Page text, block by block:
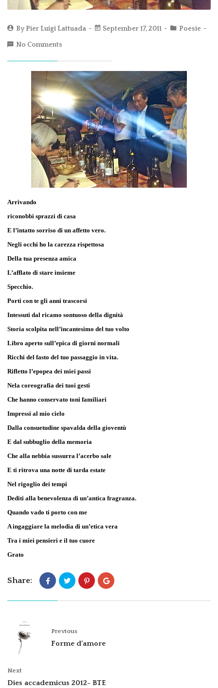
ByPier Luigi Lattuada September 17, 2011 Poesie
No Comments
Arrivando
riconobbi sprazzi di casa
E l’intatto sorriso di un affetto vero.
Negli occhi ho la carezza rispettosa
Della tua presenza amica
L’afflato di stare insieme
Specchio.
Porti con te gli anni trascorsi
Intessuti dal ricamo sontuoso della dignità
Storia scolpita nell’incantesimo del tuo volto
Libro aperto sull’epica di giorni normali
Ricchi del fasto del tuo passaggio in vita.
Rifletto l’epopea dei miei passi
Nela coreografia dei tuoi gesti
Che hanno conservato toni familiari
Impressi al mio cielo
Dalla consuetudine spavalda della gioventù
E dal subbuglio della memoria
Che alla nebbia sussurra l’acerbo sale
E ti ritrova una notte di tarda estate
Nel rigoglio dei tempi
Dediti alla benevolenza di un’antica fragranza.
Quando vado ti porto con me
A ingaggiare la melodia di un’etica vera
Tra i miei pensieri e il tuo cuore
Grato
Share:
Previous
Forme d’amore
Next
Dies accademicus 2012- BTE